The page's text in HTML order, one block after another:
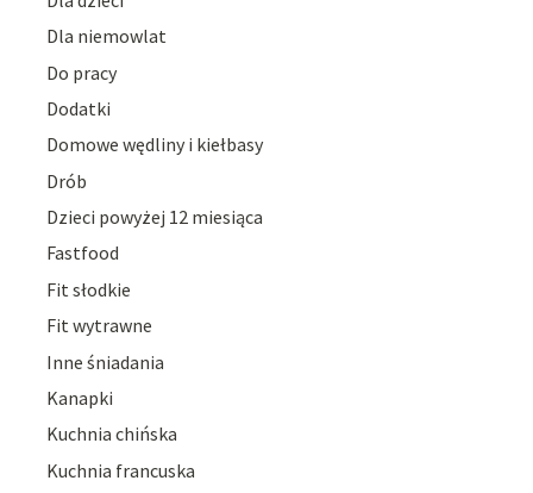
Dla niemowlat
Do pracy
Dodatki
Domowe wędliny i kiełbasy
Drób
Dzieci powyżej 12 miesiąca
Fastfood
Fit słodkie
Fit wytrawne
Inne śniadania
Kanapki
Kuchnia chińska
Kuchnia francuska